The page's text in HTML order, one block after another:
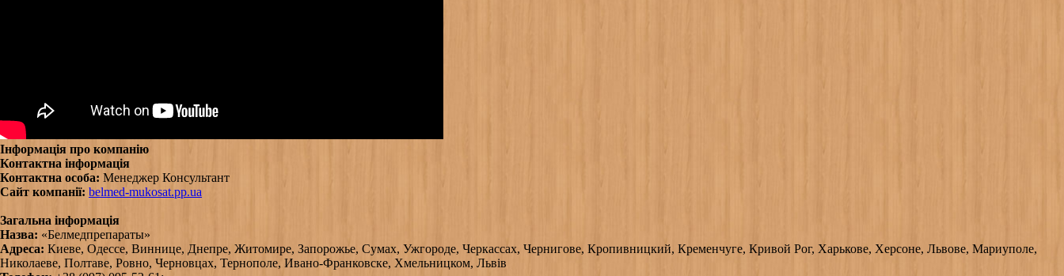
Інформація про компанію
Контактна інформація
Контактна особа: Менеджер Консультант
Сайт компанії: belmed-mukosat.pp.ua
Загальна інформація
Назва: «Белмедпрепараты»
Адреса: Киеве, Одессе, Виннице, Днепре, Житомире, Запорожье, Сумах, Ужгороде, Черкассах, Чернигове, Кропивницкий, Кременчуге, Кривой Рог, Харькове, Херсоне, Львове, Мариуполе,
Николаеве, Полтаве, Ровно, Черновцах, Тернополе, Ивано-Франковске, Хмельницком, Львів